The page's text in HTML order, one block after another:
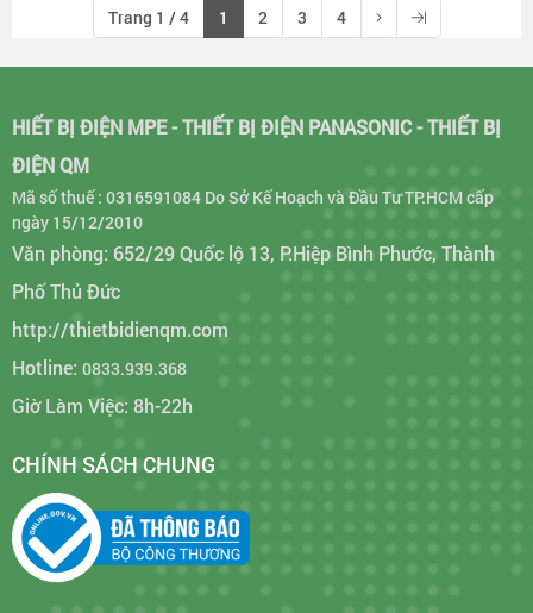
Trang 1 / 4 1 2 3 4
HIẾT BỊ ĐIỆN MPE - THIẾT BỊ ĐIỆN PANASONIC - THIẾT BỊ
ĐIỆN QM
Mã số thuế : 0316591084 Do Sở Kế Hoạch và Đầu Tư TP.HCM cấp
ngày 15/12/2010
Văn phòng: 652/29 Quốc lộ 13, P.Hiệp Bình Phước, Thành
Phố Thủ Đức
http://thietbidienqm.com
Hotline: 0833.939.368
Giờ Làm Việc: 8h-22h
CHÍNH SÁCH CHUNG